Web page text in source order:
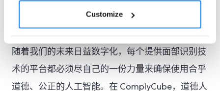
Customize
随着我们的未来日益数字化，每个提供面部识别技
术的平台都必须尽自己的一份力量来确保使用合乎
道德、公正的人工智能。在 ComplyCube，道德人